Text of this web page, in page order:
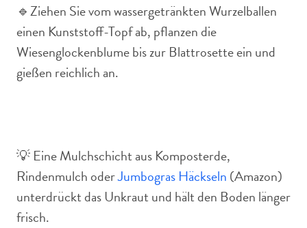
🔹Ziehen Sie vom wassergetränkten Wurzelballen
einen Kunststoff-Topf ab, pflanzen die
Wiesenglockenblume bis zur Blattrosette ein und
gießen reichlich an.
💡 Eine Mulchschicht aus Komposterde,
Rindenmulch oderJumbogras Häckseln (Amazon)
unterdrückt das Unkraut und hält den Boden länger
frisch.